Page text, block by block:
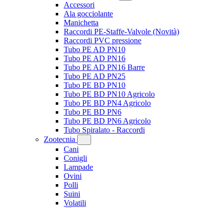
Accessori
Ala gocciolante
Manichetta
Raccordi PE-Staffe-Valvole (Novità)
Raccordi PVC pressione
Tubo PE AD PN10
Tubo PE AD PN16
Tubo PE AD PN16 Barre
Tubo PE AD PN25
Tubo PE BD PN10
Tubo PE BD PN10 Agricolo
Tubo PE BD PN4 Agricolo
Tubo PE BD PN6
Tubo PE BD PN6 Agricolo
Tubo Spiralato - Raccordi
Zootecnia
Cani
Conigli
Lampade
Ovini
Polli
Suini
Volatili